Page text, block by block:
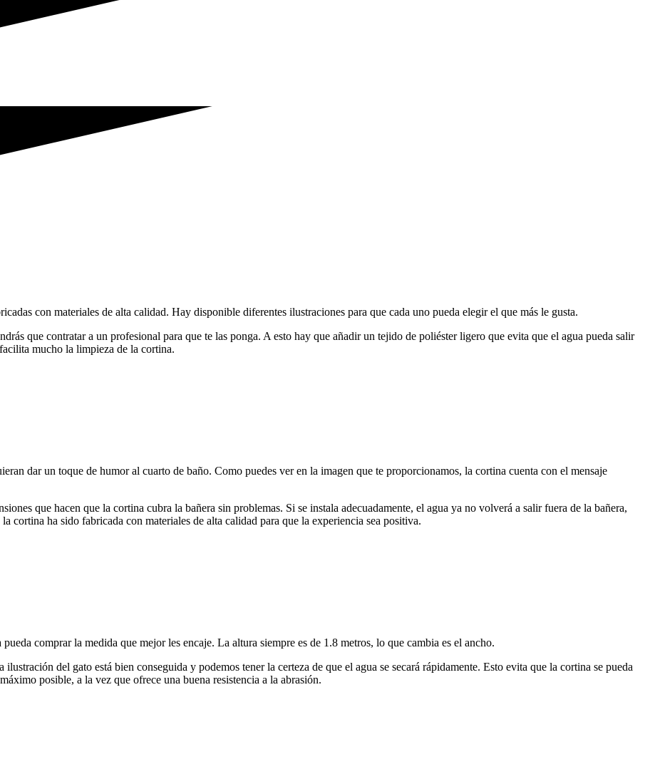
con materiales de alta calidad. Hay disponible diferentes ilustraciones para que cada uno pueda elegir el que más le gusta.
que contratar a un profesional para que te las ponga. A esto hay que añadir un tejido de poliéster ligero que evita que el agua pueda salir
mucho la limpieza de la cortina.
dar un toque de humor al cuarto de baño. Como puedes ver en la imagen que te proporcionamos, la cortina cuenta con el mensaje
que hacen que la cortina cubra la bañera sin problemas. Si se instala adecuadamente, el agua ya no volverá a salir fuera de la bañera,
cortina ha sido fabricada con materiales de alta calidad para que la experiencia sea positiva.
comprar la medida que mejor les encaje. La altura siempre es de 1.8 metros, lo que cambia es el ancho.
del gato está bien conseguida y podemos tener la certeza de que el agua se secará rápidamente. Esto evita que la cortina se pueda
posible, a la vez que ofrece una buena resistencia a la abrasión.